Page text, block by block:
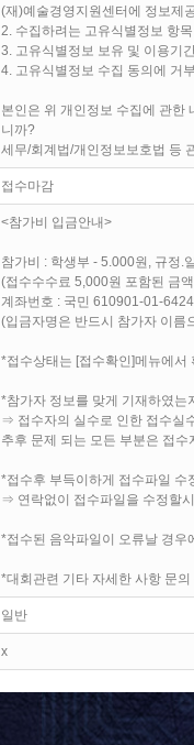
(재)예술경영지원센터에 정보제
2. 수집하려는 고유식별정보 항
3. 고유식별정보 보유 및 이용기
4. 고유식별정보 수집 동의에 거
본인은 위 개인정보 수집에 관한
니까?
세무/회계법/개인정보보호법 등
접수마감
<참가비 입금안내>
참가비 : 학생부 - 5.000원, 규정.
(접수수수료 5,000원 포함된 금
계좌번호 : 국민 610901-01-
(입금자명은 반드시 참가자 이름
*접수상태는 [접수확인]메뉴에서
*참가자 정보를 맞게 기재하였는
⇒ 접수자의 실수로 인한 접수실
추후 문제 되는 모든 부분은 접
*접수후 부득이하게 접수파일
⇒ 연락없이 접수파일을 수정할
*접수된 음악파일이 오류날 경우
*대회관련 기타 자세한 사항 문
일반
x